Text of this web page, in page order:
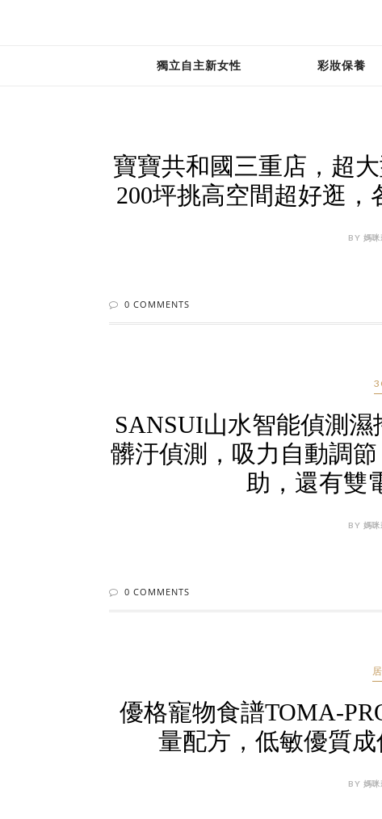
獨立自主新女性 彩妝保養
寶寶共和國三重店，超
200坪挑高空間超好逛，
BY 媽
0 COMMENTS
SANSUI山水智能偵測濕
髒汙偵測，吸力自動調
助，還有雙
BY 媽
0 COMMENTS
優格寵物食譜TOMA-
量配方，低敏優質
BY 媽